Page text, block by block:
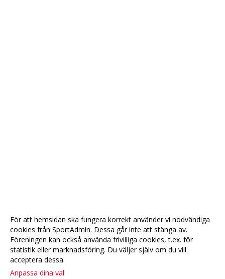
För att hemsidan ska fungera korrekt använder vi nödvändiga
cookies från SportAdmin. Dessa går inte att stänga av.
Föreningen kan också använda frivilliga cookies, t.ex. för
statistik eller marknadsföring. Du väljer själv om du vill
acceptera dessa.
Anpassa dina val